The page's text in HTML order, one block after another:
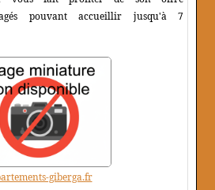
pouvant accueillir jusqu'à 7
giberga.fr